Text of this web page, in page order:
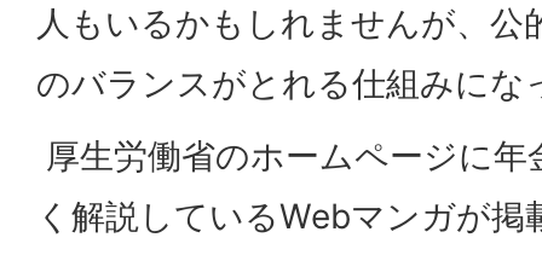
人もいるかもしれませんが、公
のバランスがとれる仕組みにな
厚生労働省のホームページに
く解説しているWebマンガが